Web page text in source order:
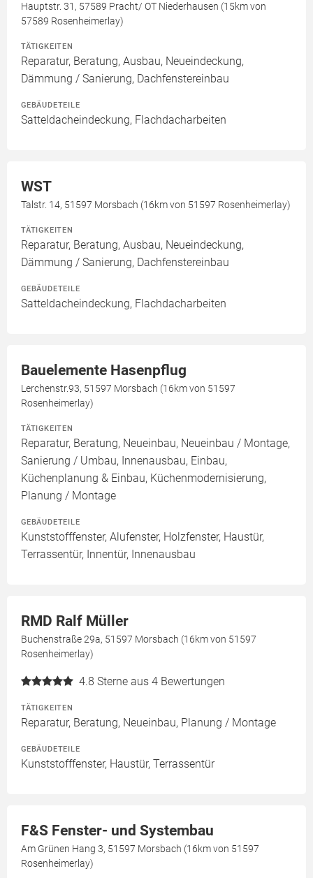
Hauptstr. 31, 57589 Pracht/ OT Niederhausen (15km von
57589 Rosenheimerlay)
TÄTIGKEITEN
Reparatur, Beratung, Ausbau, Neueindeckung,
Dämmung / Sanierung, Dachfenstereinbau
GEBÄUDETEILE
Satteldacheindeckung, Flachdacharbeiten
WST
Talstr. 14, 51597 Morsbach (16km von 51597 Rosenheimerlay)
TÄTIGKEITEN
Reparatur, Beratung, Ausbau, Neueindeckung,
Dämmung / Sanierung, Dachfenstereinbau
GEBÄUDETEILE
Satteldacheindeckung, Flachdacharbeiten
Bauelemente Hasenpflug
Lerchenstr.93, 51597 Morsbach (16km von 51597
Rosenheimerlay)
TÄTIGKEITEN
Reparatur, Beratung, Neueinbau, Neueinbau / Montage,
Sanierung / Umbau, Innenausbau, Einbau,
Küchenplanung & Einbau, Küchenmodernisierung,
Planung / Montage
GEBÄUDETEILE
Kunststofffenster, Alufenster, Holzfenster, Haustür,
Terrassentür, Innentür, Innenausbau
RMD Ralf Müller
Buchenstraße 29a, 51597 Morsbach (16km von 51597
Rosenheimerlay)
4.8 Sterne aus 4 Bewertungen
TÄTIGKEITEN
Reparatur, Beratung, Neueinbau, Planung / Montage
GEBÄUDETEILE
Kunststofffenster, Haustür, Terrassentür
F&S Fenster- und Systembau
Am Grünen Hang 3, 51597 Morsbach (16km von 51597
Rosenheimerlay)